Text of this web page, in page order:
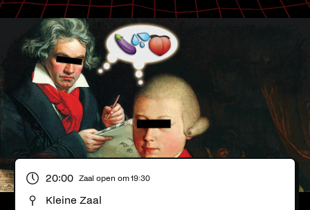
20:00 Zaal open om19:30
Kleine Zaal